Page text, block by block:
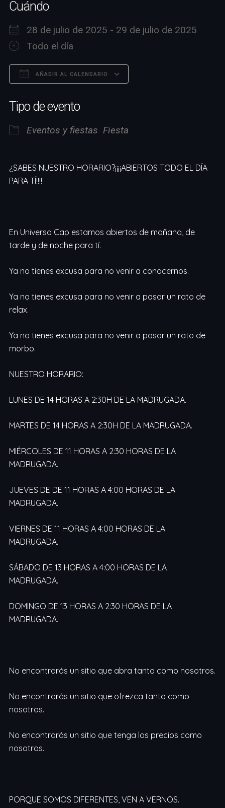
Cuándo
28 de julio de 2025 - 29 de julio de 2025
Todo el día
AÑADIR AL CALENDARIO
Tipo de evento
Eventos y fiestas Fiesta
¿SABES NUESTRO HORARIO?¡¡¡¡ABIERTOS TODO EL DÍA
PARA TÍ!!!!
En Universo Cap estamos abiertos de mañana, de
tarde y de noche para tí.
Ya no tienes excusa para no venir a conocernos.
Ya no tienes excusa para no venir a pasar un rato de
relax.
Ya no tienes excusa para no venir a pasar un rato de
morbo.
NUESTRO HORARIO:
LUNES DE 14 HORAS A 2:30H DE LA MADRUGADA.
MARTES DE 14 HORAS A 2:30H DE LA MADRUGADA.
MIÉRCOLES DE 11 HORAS A 2:30 HORAS DE LA
MADRUGADA.
JUEVES DE DE 11 HORAS A 4:00 HORAS DE LA
MADRUGADA.
VIERNES DE 11 HORAS A 4:00 HORAS DE LA
MADRUGADA.
SÁBADO DE 13 HORAS A 4:00 HORAS DE LA
MADRUGADA.
DOMINGO DE 13 HORAS A 2:30 HORAS DE LA
MADRUGADA.
No encontrarás un sitio que abra tanto como nosotros.
No encontrarás un sitio que ofrezca tanto como
nosotros.
No encontrarás un sitio que tenga los precios como
nosotros.
PORQUE SOMOS DIFERENTES, VEN A VERNOS.